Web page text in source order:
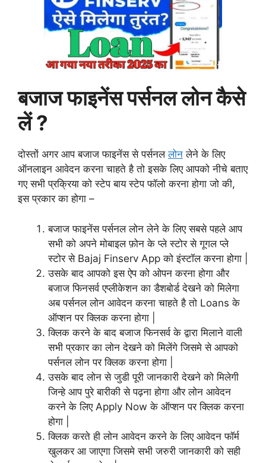
बजाज फाइनेंस पर्सनल लोन कैसे
लें ?
दोस्तों अगर आप बजाज फाइनेंस से पर्सनललोन लेने के लिए
ऑनलाइन आवेदन करना चाहते है तो इसके लिए आपको नीचे बताए
गए सभी प्रक्रिया को स्टेप बाय स्टेप फॉलो करना होगा जो की,
इस प्रकार का होगा –
बजाज फाइनेंस पर्सनल लोन लेने के लिए सबसे पहले आप
सभी को अपने मोबाइल फ़ोन के प्ले स्टोर से गूगल प्ले
स्टोर से Bajaj Finserv App को इंस्टॉल करना होगा |
उसके बाद आपको इस ऐप को ओपन करना होगा और
बजाज फिनसर्व एप्लीकेशन का डैशबोर्ड देखने को मिलेगा
अब पर्सनल लोन आवेदन करना चाहते है तो Loans के
ऑप्शन पर क्लिक करना होगा |
क्लिक करने के बाद बजाज फिनसर्व के द्वारा मिलाने वाली
सभी प्रकार का लोन देखने को मिलेंगे जिसमे से आपको
पर्सनल लोन पर क्लिक करना होगा |
उसके बाद लोन से जुडी पूरी जानकारी देखने को मिलेगी
जिन्हे आप पुरे बारीकी से पढ़ना होगा और लोन आवेदन
करने के लिए Apply Now के ऑप्शन पर क्लिक करना
होगा |
क्लिक करते ही लोन आवेदन करने के लिए आवेदन फॉर्म
खुलकर आ जाएगा जिसमे सभी जरुरी जानकारी को सही